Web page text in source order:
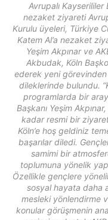
Avrupalı Kayserililer
nezaket ziyareti
Kurulu üyeleri, Türkiye
Katem Al’a nezaket
Yeşim Akpınar ve
Akbudak, Köln
ederek yeni görevinden
dileklerinde bulundu.
programlarda bir
Başkanı Yeşim
kadar resmi bir
Köln’e hoş geldiniz
başarılar diledi.
samimi bir
toplumuna yönelik
Özellikle gençlere
sosyal hayata daha
mesleki yönlendirme
konular görüşmenin